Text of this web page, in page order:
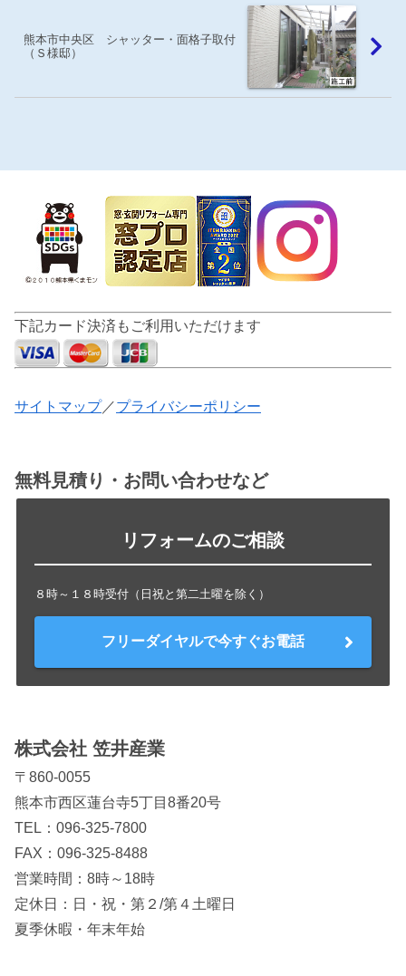
熊本市中央区 シャッター・面格子取付
（Ｓ様邸）
下記カード決済もご利用いただけます
サイトマップ／プライバシーポリシー
無料見積り・お問い合わせなど
リフォームのご相談
８時～１８時受付（日祝と第二土曜を除く）
フリーダイヤルで今すぐお電話
株式会社 笠井産業
〒860-0055
熊本市西区蓮台寺5丁目8番20号
TEL： 096-325-7800
FAX：096-325-8488
営業時間：8時～18時
定休日：日・祝・第２/第４土曜日
夏季休暇・年末年始